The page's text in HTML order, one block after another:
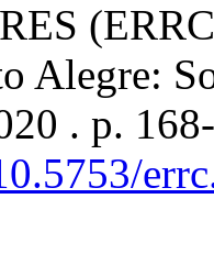
Alegre:
. p.